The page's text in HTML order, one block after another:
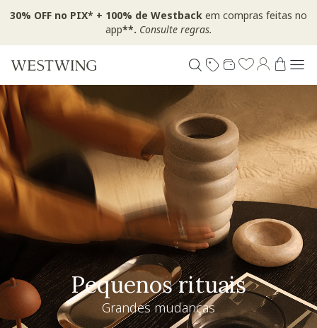
30% OFF no PIX* + 100% de Westback em compras feitas no
app**. Consulte regras.
Pequenos rituais
Grandes mudanças